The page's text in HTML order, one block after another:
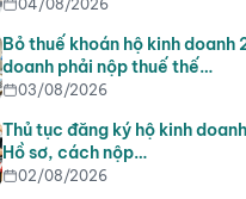
04/08/2026
Bỏ thuế khoán hộ kinh doanh
doanh phải nộp thuế thế…
03/08/2026
Thủ tục đăng ký hộ kinh
Hồ sơ, cách nộp…
02/08/2026